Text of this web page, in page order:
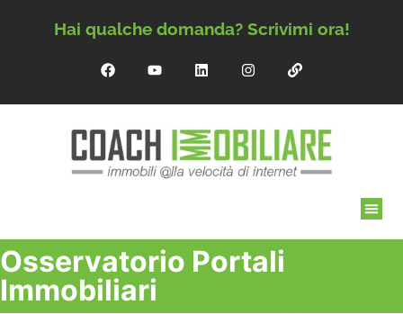
Hai qualche domanda? Scrivimi ora!
Osservatorio Portali
Immobiliari